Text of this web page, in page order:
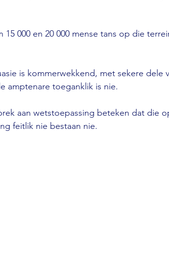
15 000 en 20 000 mense tans op die
is kommerwekkend, met sekere dele
amptenare toeganklik is nie.
aan wetstoepassing beteken dat die
feitlik nie bestaan nie.